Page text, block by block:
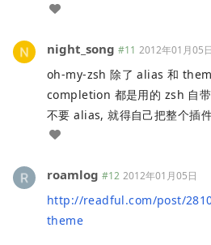
night_song #11 2012年01月05日
oh-my-zsh 除了 alias 和
completion 都是用的 zsh 自
不要 alias, 就得自己把整个插
roamlog #12 2012年01月05日
http://readful.com/post/
theme